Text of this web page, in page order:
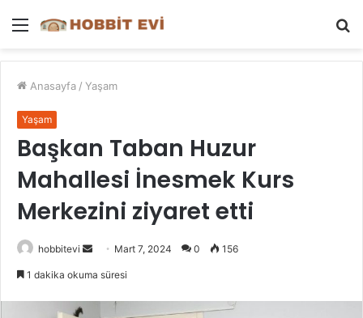
Menü
Anasayfa / Yaşam
Yaşam
Başkan Taban Huzur
Mahallesi İnesmek Kurs
Merkezini ziyaret etti
hobbitevi
Bir
göndermek
Mart 7, 2024 0 156
1 dakika okuma süresi